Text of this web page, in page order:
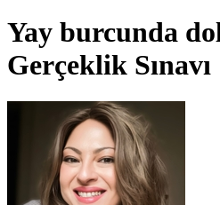
Yay burcunda
Gerçeklik Sınavı